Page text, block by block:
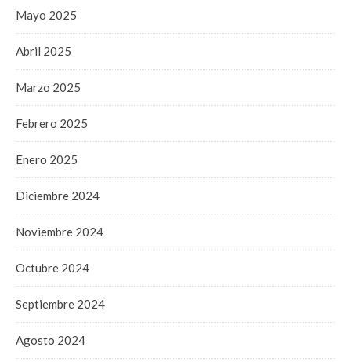
Mayo 2025
Abril 2025
Marzo 2025
Febrero 2025
Enero 2025
Diciembre 2024
Noviembre 2024
Octubre 2024
Septiembre 2024
Agosto 2024